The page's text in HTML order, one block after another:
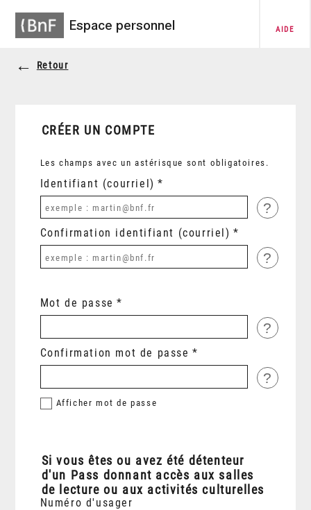
Espace personnel AIDE
Retour
CRÉER UN COMPTE
Les champs avec un astérisque sont obligatoires.
Identifiant (courriel)
?
Confirmation identifiant (courriel)
?
Mot de passe
?
Confirmation mot de passe
?
Afficher mot de passe
Si vous êtes ou avez été détenteur
d'un Pass donnant accès aux salles
de lecture ou aux activités culturelles
Numéro d'usager